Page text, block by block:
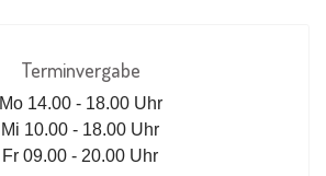
Terminvergabe
Mo 14.00 - 18.00 Uhr
Mi 10.00 - 18.00 Uhr
Fr 09.00 - 20.00 Uhr